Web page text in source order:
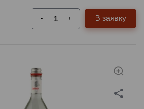
- + В заявку